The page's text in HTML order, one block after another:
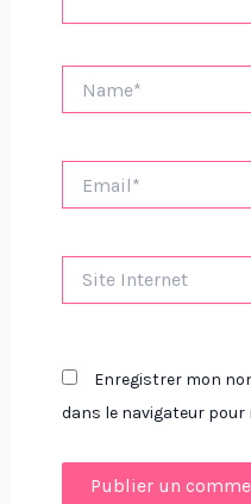
Internet
Enregistrer mon
dans le navigateur